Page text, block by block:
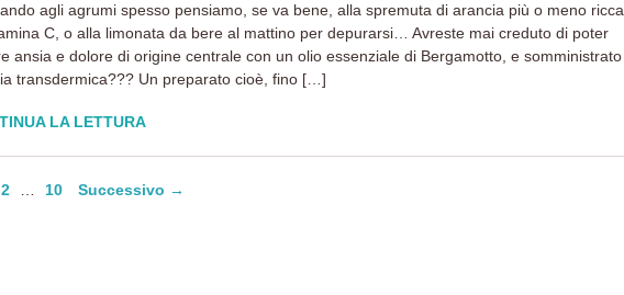
agli agrumi spesso pensiamo, se va bene, alla spremuta di arancia più o meno ricca
C, o alla limonata da bere al mattino per depurarsi… Avreste mai creduto di poter
ansia e dolore di origine centrale con un olio essenziale di Bergamotto, e somministrato
transdermica??? Un preparato cioè, fino […]
LA LETTURA
2 10 Successivo →